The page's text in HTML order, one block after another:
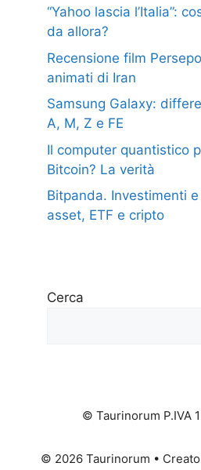
“Yahoo lascia l’Italia”:
da allora?
Recensione film
animati di Iran
Samsung Galaxy:
A, M, Z e FE
Il computer quantistico
Bitcoin? La verità
Bitpanda. Investimenti
asset, ETF e cripto
Cerca
© Taurinorum P.IVA
© 2026 Taurinorum •